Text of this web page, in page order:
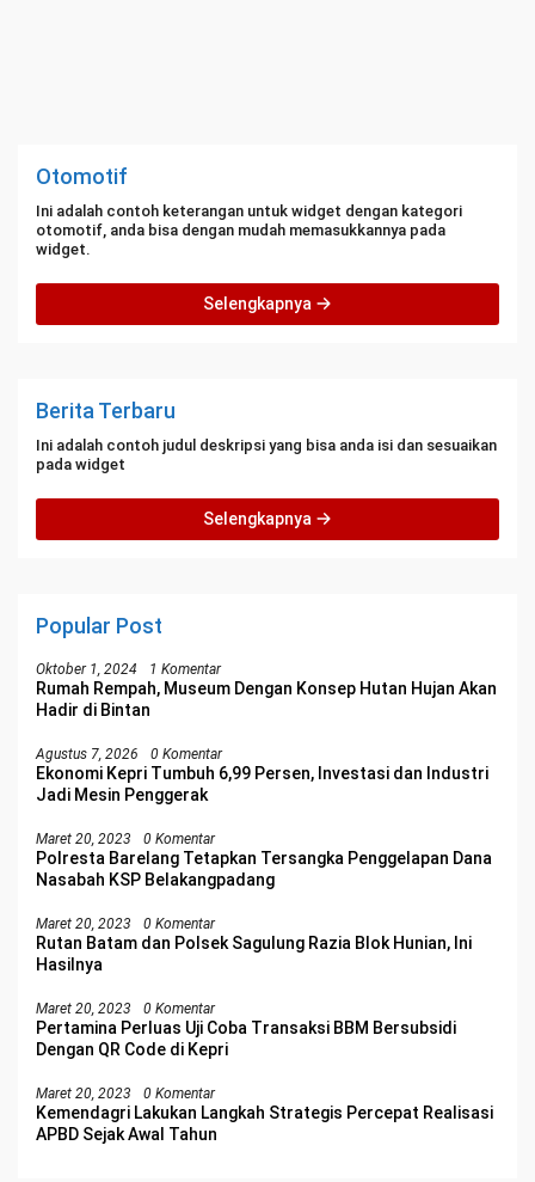
Otomotif
Ini adalah contoh keterangan untuk widget dengan kategori
otomotif, anda bisa dengan mudah memasukkannya pada
widget.
Selengkapnya
Berita Terbaru
Ini adalah contoh judul deskripsi yang bisa anda isi dan sesuaikan
pada widget
Selengkapnya
Popular Post
Oktober 1, 2024 1 Komentar
Rumah Rempah, Museum Dengan Konsep Hutan Hujan Akan
Hadir di Bintan
Agustus 7, 2026 0 Komentar
Ekonomi Kepri Tumbuh 6,99 Persen, Investasi dan Industri
Jadi Mesin Penggerak
Maret 20, 2023 0 Komentar
Polresta Barelang Tetapkan Tersangka Penggelapan Dana
Nasabah KSP Belakangpadang
Maret 20, 2023 0 Komentar
Rutan Batam dan Polsek Sagulung Razia Blok Hunian, Ini
Hasilnya
Maret 20, 2023 0 Komentar
Pertamina Perluas Uji Coba Transaksi BBM Bersubsidi
Dengan QR Code di Kepri
Maret 20, 2023 0 Komentar
Kemendagri Lakukan Langkah Strategis Percepat Realisasi
APBD Sejak Awal Tahun